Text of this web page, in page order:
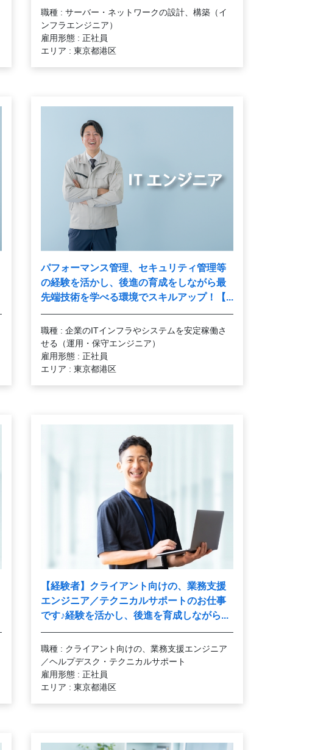
職種 : サーバー・ネットワークの設計、構築（イ
ンフラエンジニア）
雇用形態 : 正社員
エリア : 東京都港区
パフォーマンス管理、セキュリティ管理等
の経験を活かし、後進の育成をしながら最
先端技術を学べる環境でスキルアップ！【...
職種 : 企業のITインフラやシステムを安定稼働さ
せる（運用・保守エンジニア）
雇用形態 : 正社員
エリア : 東京都港区
【経験者】クライアント向けの、業務支援
エンジニア／テクニカルサポートのお仕事
です♪経験を活かし、後進を育成しながら...
職種 : クライアント向けの、業務支援エンジニア
／ヘルプデスク・テクニカルサポート
雇用形態 : 正社員
エリア : 東京都港区